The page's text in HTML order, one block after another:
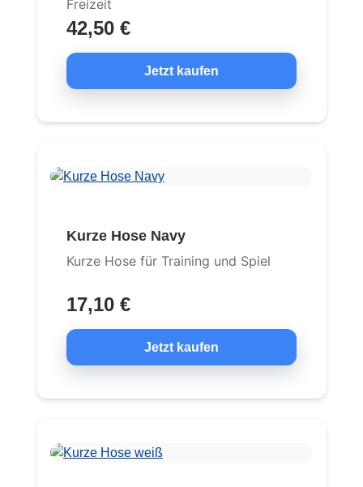
Freizeit
42,50 €
Jetzt kaufen
Kurze Hose Navy
Kurze Hose für Training und Spiel
17,10 €
Jetzt kaufen